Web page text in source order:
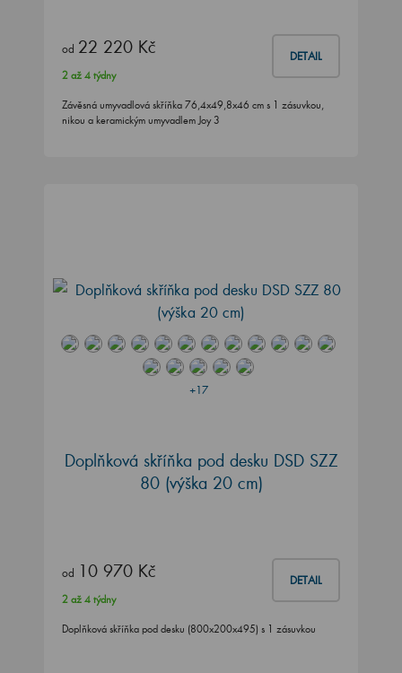
od 22 220 Kč DETAIL
2 až 4 týdny
Závěsná umyvadlová skříňka 76,4x49,8x46 cm s 1 zásuvkou,
nikou a keramickým umyvadlem Joy 3
+17
Doplňková skříňka pod desku DSD SZZ
80 (výška 20 cm)
od 10 970 Kč DETAIL
2 až 4 týdny
Doplňková skříňka pod desku (800x200x495) s 1 zásuvkou